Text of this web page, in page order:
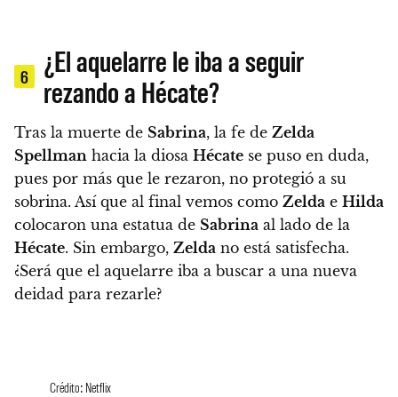
6
¿El aquelarre le iba a seguir
rezando a Hécate?
Tras la muerte de Sabrina, la fe de Zelda
Spellman hacia la diosa Hécate se puso en duda,
pues por más que le rezaron, no protegió a su
sobrina. Así que al final vemos como Zelda e Hilda
colocaron una estatua de Sabrina al lado de la
Hécate. Sin embargo, Zelda no está satisfecha.
¿Será que el aquelarre iba a buscar a una nueva
deidad para rezarle?
Crédito: Netflix